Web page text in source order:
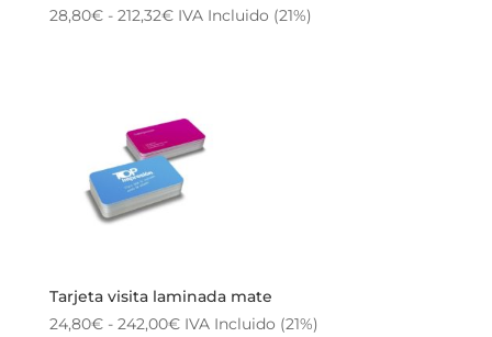
28,80€ - 212,32€Rango
28,80€
hasta
212,32€
IVA Incluido (21%)
Tarjeta visita laminada mate
24,80€ - 242,00€Rango
IVA Incluido (21%)